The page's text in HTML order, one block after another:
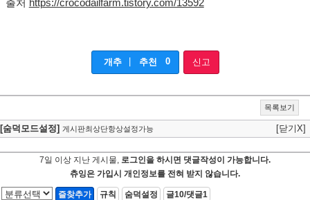
출처 https://crocodailfarm.tistory.com/13592
개추 추천 0 신고
목록보기
[숨덕모드설정] 게시판최상단항상설정가능 [닫기X]
7일 이상 지난 게시물,
로그인을 하시면 댓글작성이 가능합니다.
츄잉은 가입시 개인정보를 전혀 받지 않습니다.
즐찾추가 규칙 숨덕설정 글10/댓글1